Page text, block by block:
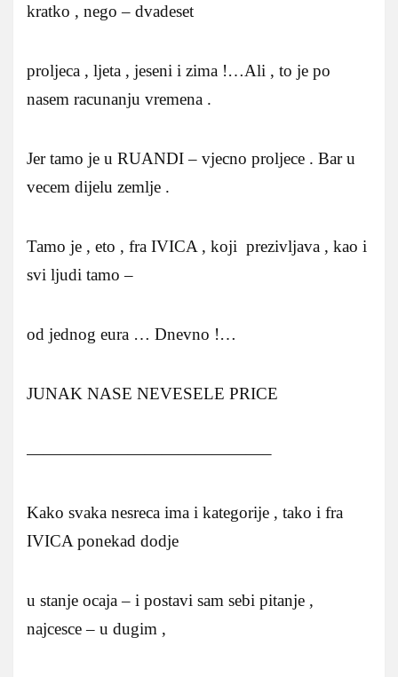
kratko , nego – dvadeset
proljeca , ljeta , jeseni i zima !…Ali , to je po
nasem racunanju vremena .
Jer tamo je u RUANDI – vjecno proljece . Bar u
vecem dijelu zemlje .
Tamo je , eto , fra IVICA , koji prezivljava , kao i
svi ljudi tamo –
od jednog eura … Dnevno !…
JUNAK NASE NEVESELE PRICE
——————————————–
Kako svaka nesreca ima i kategorije , tako i fra
IVICA ponekad dodje
u stanje ocaja – i postavi sam sebi pitanje ,
najcesce – u dugim ,